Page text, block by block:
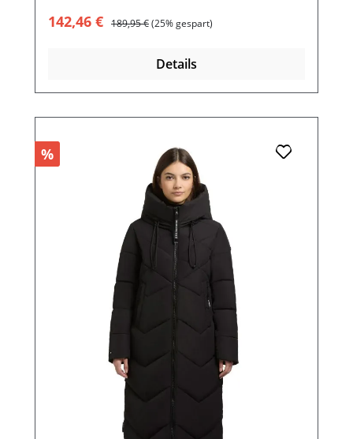
Verkaufspreis:
142,46 € Regulärer Preis:
189,95 €(25% gespart)
Details
%